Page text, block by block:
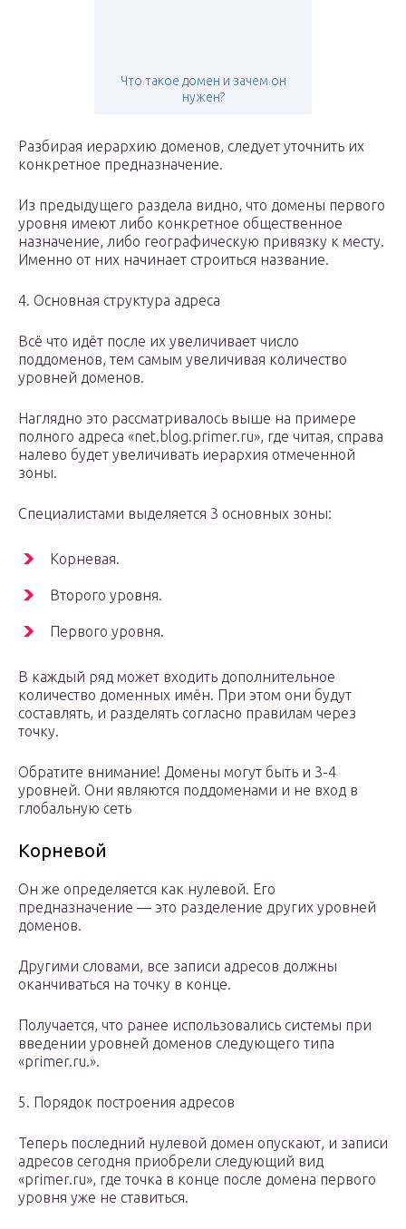
Что такое домен и зачем он
нужен?
Разбирая иерархию доменов, следует уточнить их
конкретное предназначение.
Из предыдущего раздела видно, что домены первого
уровня имеют либо конкретное общественное
назначение, либо географическую привязку к месту.
Именно от них начинает строиться название.
4. Основная структура адреса
Всё что идёт после их увеличивает число
поддоменов, тем самым увеличивая количество
уровней доменов.
Наглядно это рассматривалось выше на примере
полного адреса «net.blog.primer.ru», где читая, справа
налево будет увеличивать иерархия отмеченной
зоны.
Специалистами выделяется 3 основных зоны:
Корневая.
Второго уровня.
Первого уровня.
В каждый ряд может входить дополнительное
количество доменных имён. При этом они будут
составлять, и разделять согласно правилам через
точку.
Обратите внимание! Домены могут быть и 3-4
уровней. Они являются поддоменами и не вход в
глобальную сеть
Корневой
Он же определяется как нулевой. Его
предназначение — это разделение других уровней
доменов.
Другими словами, все записи адресов должны
оканчиваться на точку в конце.
Получается, что ранее использовались системы при
введении уровней доменов следующего типа
«primer.ru.».
5. Порядок построения адресов
Теперь последний нулевой домен опускают, и записи
адресов сегодня приобрели следующий вид
«primer.ru», где точка в конце после домена первого
уровня уже не ставиться.